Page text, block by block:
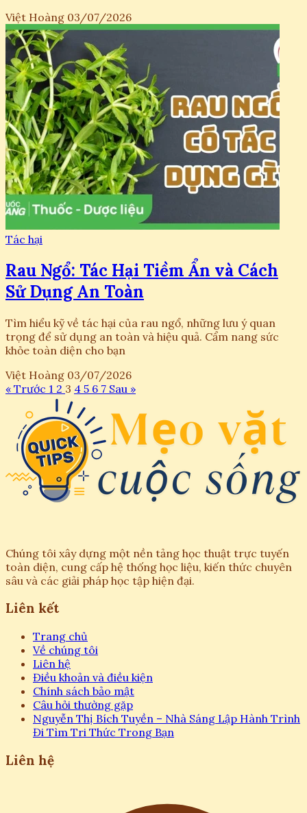
Việt Hoàng 03/07/2026
Tác hại
Rau Ngổ: Tác Hại Tiềm Ẩn và Cách
Sử Dụng An Toàn
Tìm hiểu kỹ về tác hại của rau ngổ, những lưu ý quan
trọng để sử dụng an toàn và hiệu quả. Cẩm nang sức
khỏe toàn diện cho bạn
Việt Hoàng 03/07/2026
« Trước 1 2 3 4 5 6 7 Sau »
Chúng tôi xây dựng một nền tảng học thuật trực tuyến
toàn diện, cung cấp hệ thống học liệu, kiến thức chuyên
sâu và các giải pháp học tập hiện đại.
Liên kết
Trang chủ
Về chúng tôi
Liên hệ
Điều khoản và điều kiện
Chính sách bảo mật
Câu hỏi thường gặp
Nguyễn Thị Bích Tuyền – Nhà Sáng Lập Hành Trình
Đi Tìm Tri Thức Trong Bạn
Liên hệ